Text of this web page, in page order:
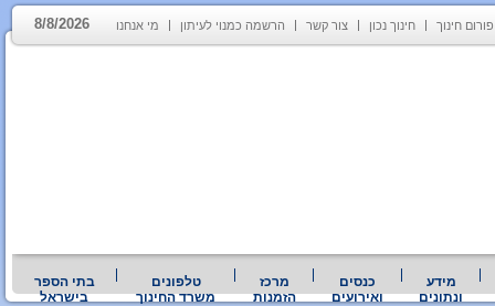
פורום חינוך חינוך נכון צור קשר הרשמה כמנוי לעיתון מי אנחנו 8/8/2026
מידע
ונתונים
כנסים
ואירועים
מרכז
הזמנות
טלפונים
משרד החינוך
בתי הספר
בישראל